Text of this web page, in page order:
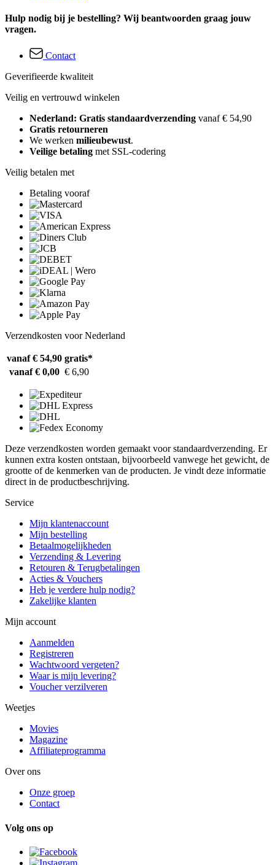
Hulp nodig bij je bestelling? Wij beantwoorden graag jouw
vragen.
Contact
Geverifieerde kwaliteit
Veilig en vertrouwd winkelen
Nederland: Gratis standaardverzending vanaf € 54,90
Gratis retourneren
We werken milieubewust.
Veilige betaling met SSL-codering
Veilig betalen met
Betaling vooraf
Verzendkosten voor Nederland
vanaf € 54,90 gratis*
vanaf € 0,00 € 6,90
Deze verzendkosten worden gemaakt voor standaardverzending. Er
kunnen extra kosten ontstaan, bijvoorbeeld vanwege het gewicht, de
grootte of de kenmerken van de producten. Je vindt deze informatie
direct in de productbeschrijving.
Service
Mijn klantenaccount
Mijn bestelling
Betaalmogelijkheden
Verzending & Levering
Retouren & Terugbetalingen
Acties & Vouchers
Heb je verdere hulp nodig?
Zakelijke klanten
Mijn account
Aanmelden
Registreren
Wachtwoord vergeten?
Waar is mijn levering?
Voucher verzilveren
Weetjes
Movies
Magazine
Affiliateprogramma
Over ons
Onze groep
Contact
Volg ons op